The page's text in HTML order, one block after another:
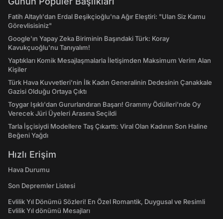
Fatih Altaylı'dan Erdal Beşikçioğlu'na Ağır Eleştiri: "Ulan Siz Kamu
Görevlisisiniz"
Google'ın Yapay Zeka Biriminin Başındaki Türk: Koray
Kavukçuoğlu'nu Tanıyalım!
Yaptıkları Komik Mesajlaşmalarla İletişimden Maksimum Verim Alan
Kişiler
Türk Hava Kuvvetleri'nin İlk Kadın Generalinin Dedesinin Çanakkale
Gazisi Olduğu Ortaya Çıktı
Toygar Işıklı'dan Gururlandıran Başarı! Grammy Ödülleri'nde Oy
Verecek Jüri Üyeleri Arasına Seçildi
Tarla İşçisiydi Modellere Taş Çıkarttı: Viral Olan Kadının Son Haline
Beğeni Yağdı
Hızlı Erişim
Hava Durumu
Son Depremler Listesi
Evlilik Yıl Dönümü Sözleri! En Özel Romantik, Duygusal ve Resimli
Evlilik Yıl dönümü Mesajları